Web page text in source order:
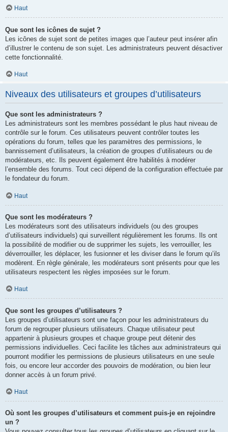
Haut
Que sont les icônes de sujet ?
Les icônes de sujet sont de petites images que l’auteur peut insérer afin
d’illustrer le contenu de son sujet. Les administrateurs peuvent désactiver
cette fonctionnalité.
Haut
Niveaux des utilisateurs et groupes d’utilisateurs
Que sont les administrateurs ?
Les administrateurs sont les membres possédant le plus haut niveau de
contrôle sur le forum. Ces utilisateurs peuvent contrôler toutes les
opérations du forum, telles que les paramètres des permissions, le
bannissement d’utilisateurs, la création de groupes d’utilisateurs ou de
modérateurs, etc. Ils peuvent également être habilités à modérer
l’ensemble des forums. Tout ceci dépend de la configuration effectuée par
le fondateur du forum.
Haut
Que sont les modérateurs ?
Les modérateurs sont des utilisateurs individuels (ou des groupes
d’utilisateurs individuels) qui surveillent régulièrement les forums. Ils ont
la possibilité de modifier ou de supprimer les sujets, les verrouiller, les
déverrouiller, les déplacer, les fusionner et les diviser dans le forum qu’ils
modèrent. En règle générale, les modérateurs sont présents pour que les
utilisateurs respectent les règles imposées sur le forum.
Haut
Que sont les groupes d’utilisateurs ?
Les groupes d’utilisateurs sont une façon pour les administrateurs du
forum de regrouper plusieurs utilisateurs. Chaque utilisateur peut
appartenir à plusieurs groupes et chaque groupe peut détenir des
permissions individuelles. Ceci facilite les tâches aux administrateurs qui
pourront modifier les permissions de plusieurs utilisateurs en une seule
fois, ou encore leur accorder des pouvoirs de modération, ou bien leur
donner accès à un forum privé.
Haut
Où sont les groupes d’utilisateurs et comment puis-je en rejoindre
un ?